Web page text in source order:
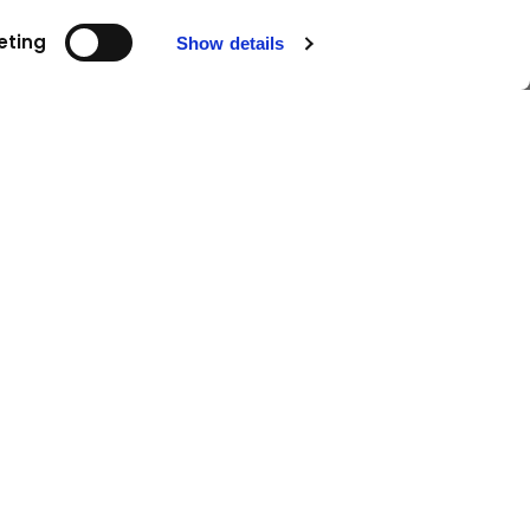
Show details